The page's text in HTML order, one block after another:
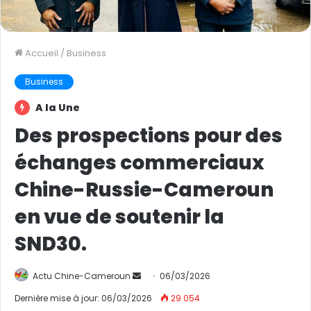
Accueil / Business
Business
A la Une
Des prospections pour des
échanges commerciaux
Chine-Russie-Cameroun
en vue de soutenir la
SND30.
Actu Chine-Cameroun
n
06/03/2026
Dernière mise à jour: 06/03/2026
29 054